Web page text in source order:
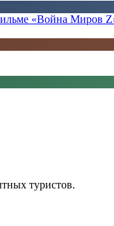
«Война Миров
туристов.